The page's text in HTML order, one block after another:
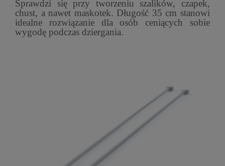
Sprawdzi się przy tworzeniu szalików, czapek,
chust, a nawet maskotek. Długość 35 cm stanowi
idealne rozwiązanie dla osób ceniących sobie
wygodę podczas dziergania.